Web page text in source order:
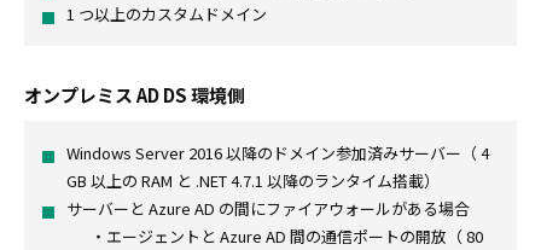
1 つ以上のカスタムドメイン
オンプレミス AD DS 環境側
Windows Server 2016 以降のドメイン参加済みサーバー（ 4
GB 以上の RAM と .NET 4.7.1 以降のランタイム搭載）
サーバーと Azure AD の間にファイアウォールがある場合
・エージェントと Azure AD 間の通信ポートの開放（ 80